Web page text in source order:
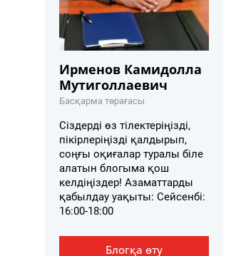
Ирменов Камидолла
Мутиголлаевич
Басқарма төрағасы
Сіздерді өз тілектеріңізді,
пікірлеріңізді қалдырып,
соңғы оқиғалар туралы біле
алатын блогыма қош
келдіңіздер! Азаматтарды
қабылдау уақыты: Сейсенбі:
16:00-18:00
Блогқа өту